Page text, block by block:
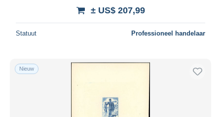
± US$ 207,99
Statuut Professioneel handelaar
Nieuw